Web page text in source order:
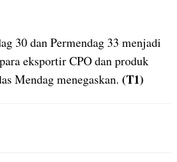
30 dan Permendag 33 menjadi
eksportir CPO dan produk
Mendag menegaskan. (T1)